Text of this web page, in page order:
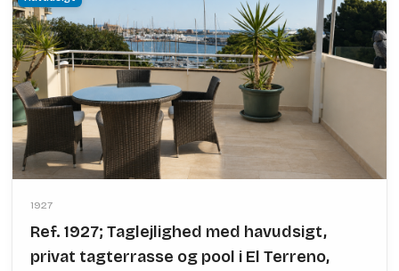
1927
Ref. 1927; Taglejlighed med havudsigt,
privat tagterrasse og pool i El Terreno,